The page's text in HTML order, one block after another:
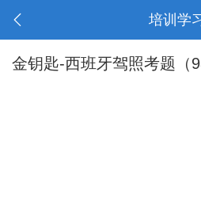
培训学
金钥匙-西班牙驾照考题（